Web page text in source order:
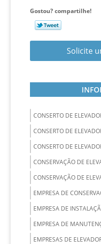
Gostou? compartilhe!
Solicite
CONSERTO DE
CONSERTO DE
CONSERTO DE
CONSERVAÇÃO DE
CONSERVAÇÃO DE
EMPRESA DE
EMPRESA DE
EMPRESA DE
EMPRESAS DE